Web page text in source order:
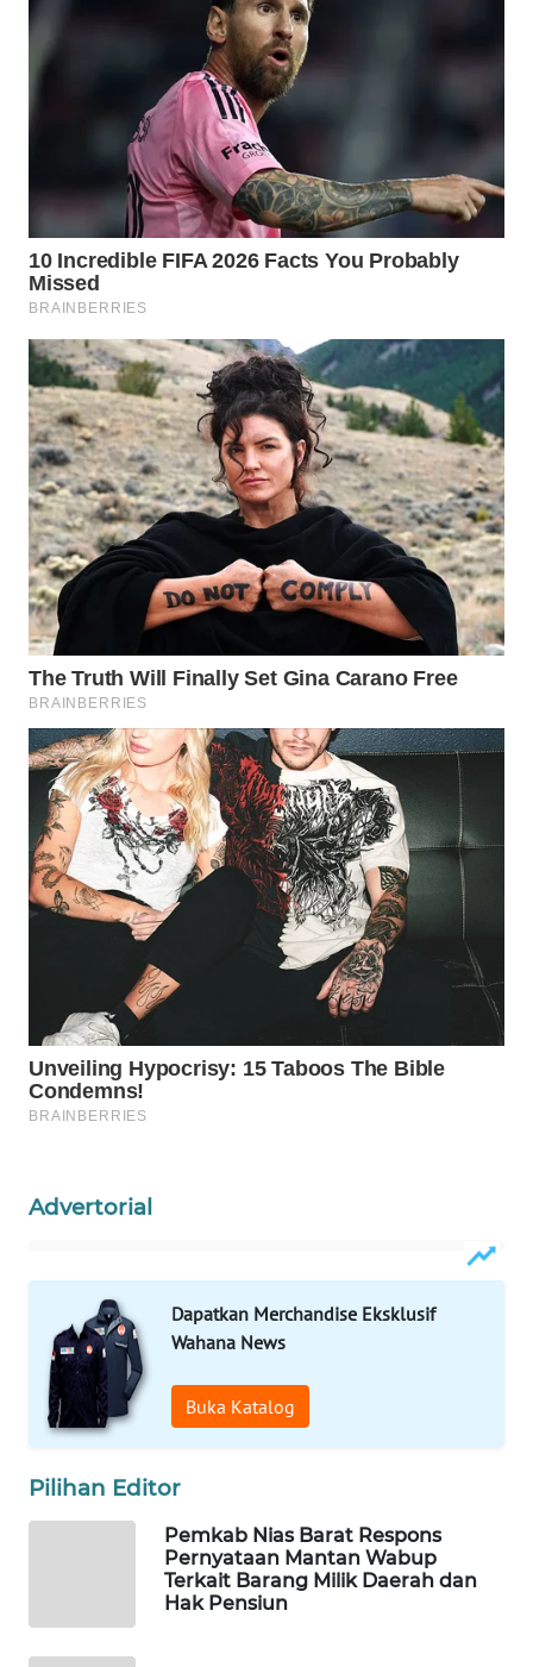
Advertorial
Dapatkan Merchandise Eksklusif
Wahana News
Buka Katalog
Pilihan Editor
Pemkab Nias Barat Respons
Pernyataan Mantan Wabup
Terkait Barang Milik Daerah dan
Hak Pensiun
WAHANANEWS
WAHANANEWS
WAHANANEWS
NET
SPORT
WAHANA
UMKM
WAHANA
SELEB
WAHANA
PERSONA
WAHANA
OTOMOTIF
WAHANA
HEALTH
WAHANA
DESA
WISATA
Network
WALINKI
ID
MAWAKA
ID
MARTABAT
NET